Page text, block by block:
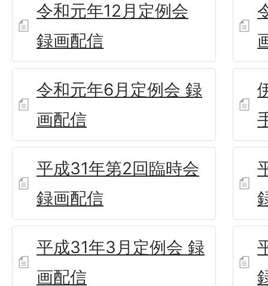
令和元年12月定例会
録画配信
令和元年6月定例会 録
画配信
平成31年第2回臨時会
録画配信
平成31年3月定例会 録
画配信